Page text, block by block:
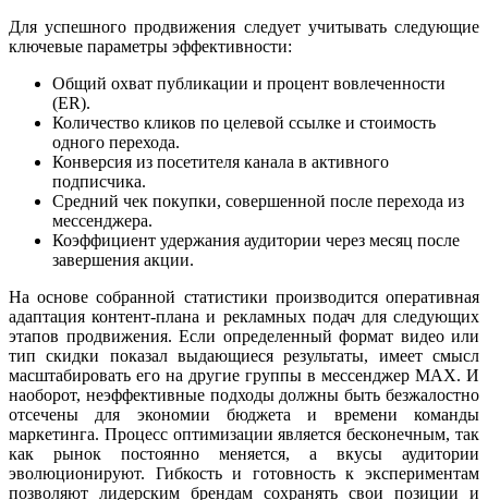
Для успешного продвижения следует учитывать следующие
ключевые параметры эффективности:
Общий охват публикации и процент вовлеченности
(ER).
Количество кликов по целевой ссылке и стоимость
одного перехода.
Конверсия из посетителя канала в активного
подписчика.
Средний чек покупки, совершенной после перехода из
мессенджера.
Коэффициент удержания аудитории через месяц после
завершения акции.
На основе собранной статистики производится оперативная
адаптация контент-плана и рекламных подач для следующих
этапов продвижения. Если определенный формат видео или
тип скидки показал выдающиеся результаты, имеет смысл
масштабировать его на другие группы в мессенджер MAX. И
наоборот, неэффективные подходы должны быть безжалостно
отсечены для экономии бюджета и времени команды
маркетинга. Процесс оптимизации является бесконечным, так
как рынок постоянно меняется, а вкусы аудитории
эволюционируют. Гибкость и готовность к экспериментам
позволяют лидерским брендам сохранять свои позиции и